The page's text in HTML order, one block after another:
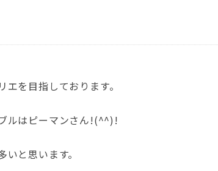
を目指しております。
ルはピーマンさん!(^^)!
と思います。